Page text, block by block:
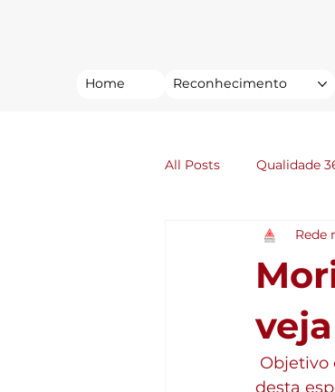
Home Reconhecimento
All Posts Qualidade
Rede
desta